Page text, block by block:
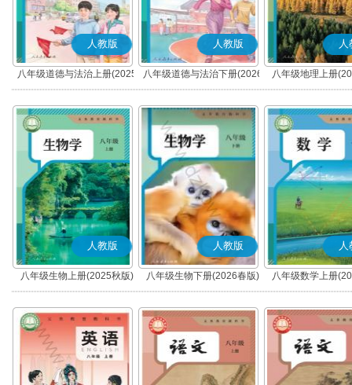
人教版
八年级道德与法治上册(2025
秋版)(部编版)
人教版
八年级道德与法治下册(2026
春版)(部编版)
人
八年级地理上册
人教版
八年级生物上册(2025秋版)
人教版
八年级生物下册(2026春版)
人
八年级数学上册